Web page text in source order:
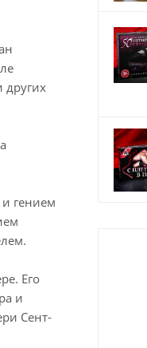
других
гением
Его
и
Сент-